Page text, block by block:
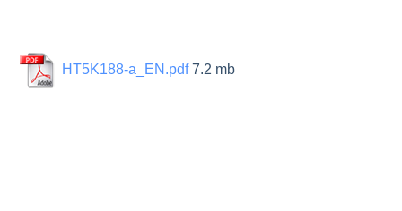
HT5K188-a_EN.pdf 7.2 mb